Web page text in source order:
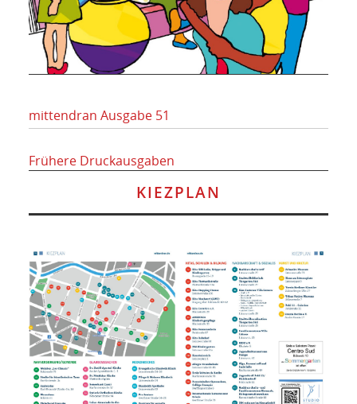
mittendran Ausgabe 51
Frühere Druckausgaben
KIEZPLAN